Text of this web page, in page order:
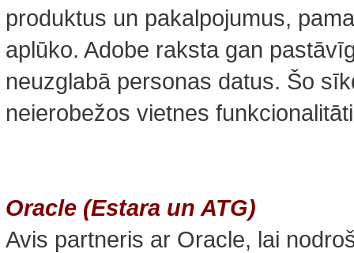
produktus un pakalpojumus,
aplūko. Adobe raksta gan
neuzglabā personas datus. Šo
neierobežos vietnes
Oracle (Estara un ATG)
Avis partneris ar Oracle, lai